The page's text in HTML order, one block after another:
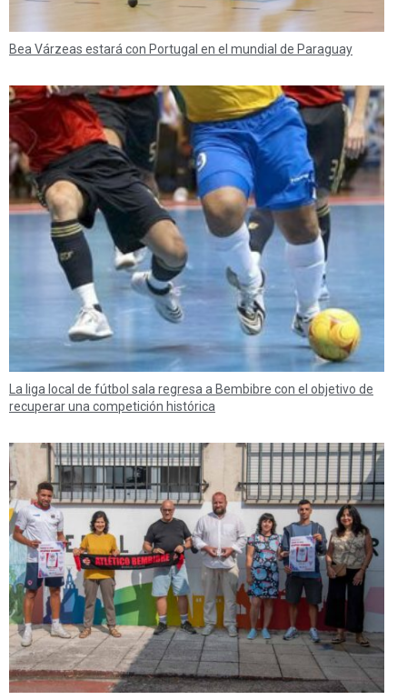
Bea Várzeas estará con Portugal en el mundial de Paraguay
La liga local de fútbol sala regresa a Bembibre con el objetivo de
recuperar una competición histórica